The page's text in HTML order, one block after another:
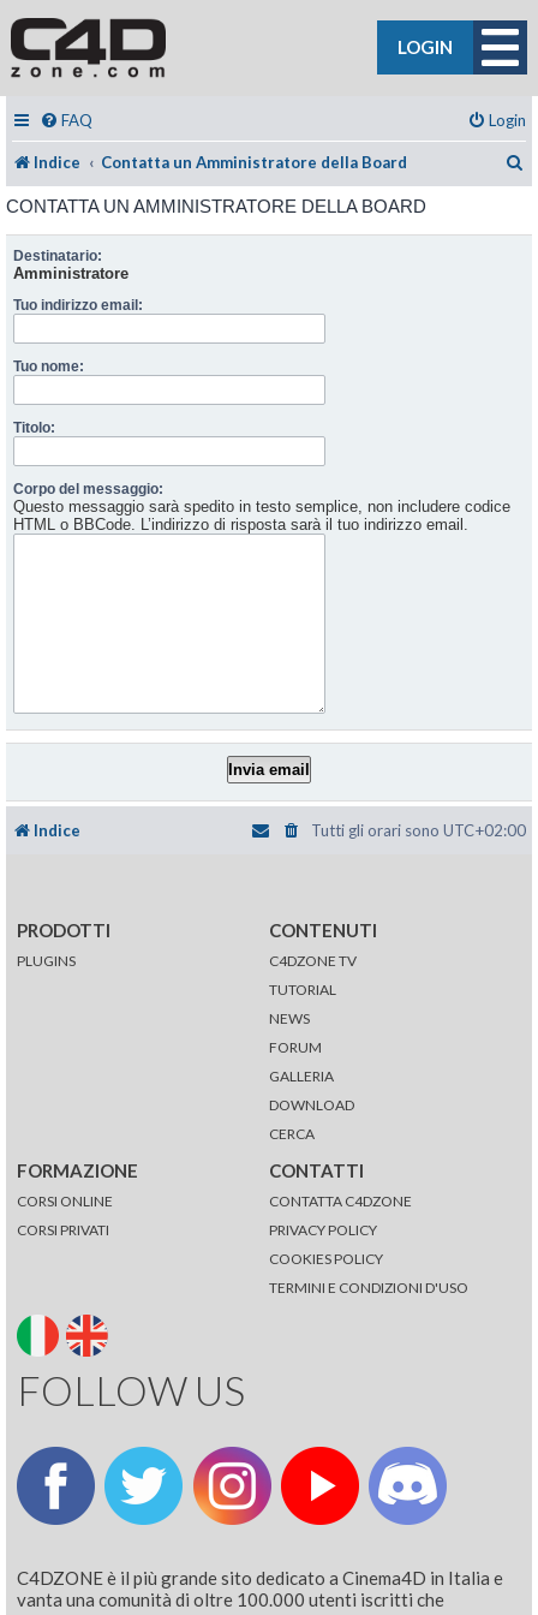
LOGIN
FAQ Login
Indice Contatta un Amministratore della Board
CONTATTA UN AMMINISTRATORE DELLA BOARD
Destinatario:
Amministratore
Tuo indirizzo email:
Tuo nome:
Titolo:
Corpo del messaggio:
Questo messaggio sarà spedito in testo semplice, non includere codice
HTML o BBCode. L’indirizzo di risposta sarà il tuo indirizzo email.
Indice Tutti gli orari sono UTC+02:00
PRODOTTI
PLUGINS
CONTENUTI
C4DZONE TV
TUTORIAL
NEWS
FORUM
GALLERIA
DOWNLOAD
CERCA
FORMAZIONE
CORSI ONLINE
CORSI PRIVATI
CONTATTI
CONTATTA C4DZONE
PRIVACY POLICY
COOKIES POLICY
TERMINI E CONDIZIONI D'USO
FOLLOW US
C4DZONE è il più grande sito dedicato a Cinema4D in Italia e
vanta una comunità di oltre 100.000 utenti iscritti che